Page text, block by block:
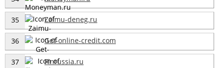
35 Zaimu-deneg.ru
36 Get-online-credit.com
37 Finrussia.ru